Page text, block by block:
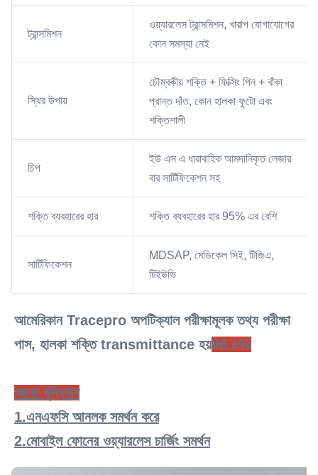
ট্রান্সমিশন
ওয়্যারলেস ট্রান্সমিশন, খারাপ যোগাযোগের
কোন সমস্যা নেই
স্থির উপায়
চৌম্বকীয় শক্তি + ফিক্সিং পিন + বাঁকা
প্রান্ত দাঁত, কোন হালকা ফুটো এবং
শক্তিশালী
চিপ
ইউ এস এ ধারাবাহিক আমদানিকৃত লেজার
বার সার্টিফিকেশন সহ
শক্তি ব্যবহারের হার শক্তি ব্যবহারের হার 95% এর বেশি
সার্টিফিকেশন
MDSAP, মেডিকেল সিই, টিজিএ,
টিইউভি
আমেরিকান Tracepro অপটিক্যাল পরীক্ষামূলক তথ্য পরীক্ষা
পাস, হালকা শক্তি transmittance হয়96.৫%
আরো বুদ্ধিমান
1.এনএফসি আনলক সমর্থন করে
2.মোবাইল ফোনের ওয়্যারলেস চার্জিং সমর্থন